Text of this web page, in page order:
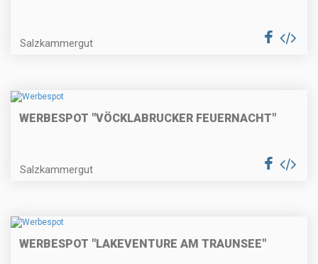
Salzkammergut
WERBESPOT "VÖCKLABRUCKER FEUERNACHT"
Salzkammergut
WERBESPOT "LAKEVENTURE AM TRAUNSEE"